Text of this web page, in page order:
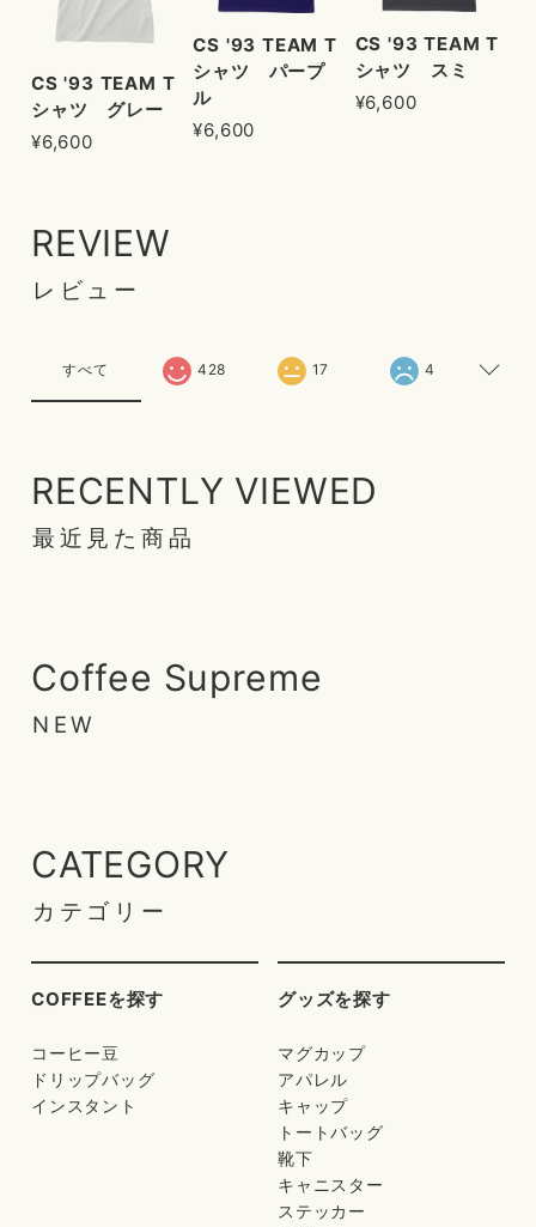
CS '93 TEAM T
シャツ グレー
¥6,600
CS '93 TEAM T
シャツ パープ
ル
¥6,600
CS '93 TEAM T
シャツ スミ
¥6,600
REVIEW
レビュー
すべて 428 17 4
RECENTLY VIEWED
最近見た商品
Coffee Supreme
NEW
CATEGORY
カテゴリー
COFFEEを探す
コーヒー豆
ドリップバッグ
インスタント
グッズを探す
マグカップ
アパレル
キャップ
トートバッグ
靴下
キャニスター
ステッカー